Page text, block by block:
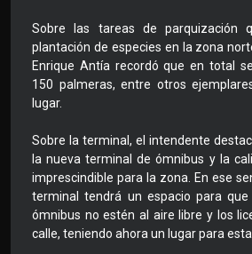
Sobre las tareas de parquización
plantación de especies en la zona
Enrique Antía recordó que en total
150 palmeras, entre otros
lugar.
Sobre la terminal, el intendente
la nueva terminal de ómnibus y la
imprescindible para la zona. En ese
terminal tendrá un espacio para que
ómnibus no estén al aire libre y los
calle, teniendo ahora un lugar para